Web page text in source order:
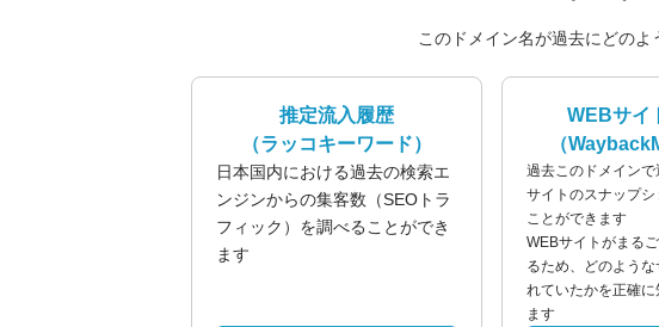
このドメイン名が過去にどのよ
推定流入履歴
（ラッコキーワード）
日本国内における過去の検索エ
ンジンからの集客数（SEOトラ
フィック）を調べることができ
ます
WEBサイ
（
過去このドメイン
サイトのスナップ
ことができます
WEBサイトがまる
るため、どのよう
れていたかを正確に
ます